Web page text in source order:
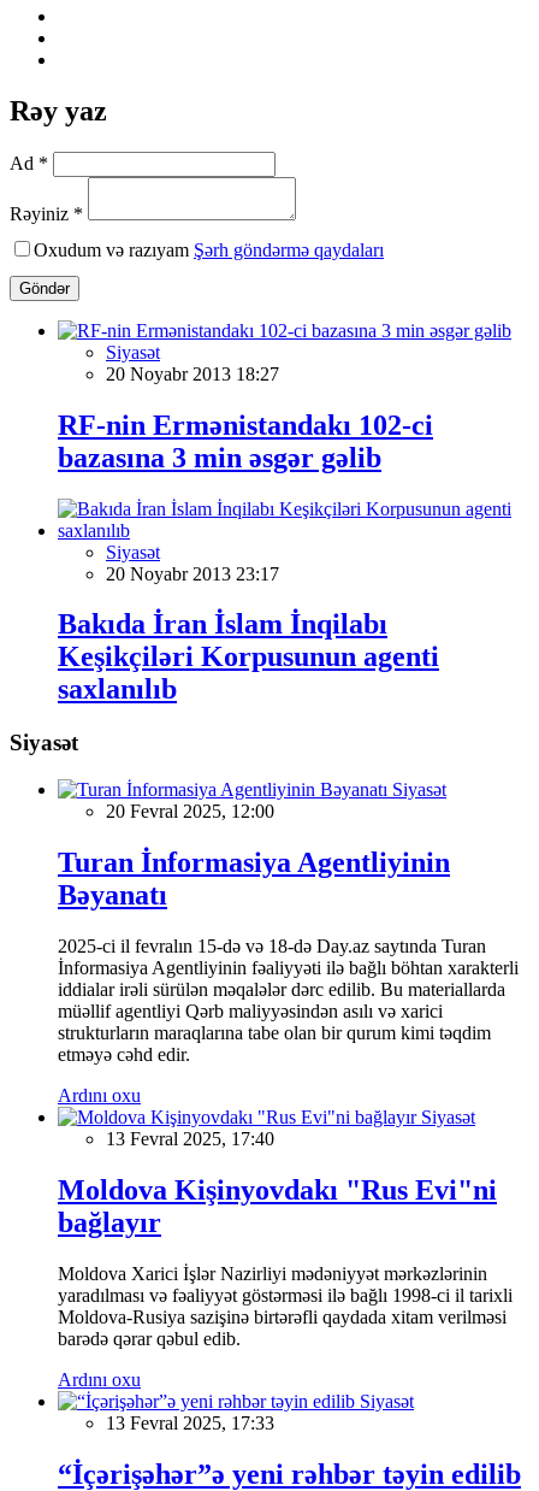
Rəy yaz
Ad *
Rəyiniz *
Oxudum və razıyam Şərh göndərmə qaydaları
Göndər
Siyasət
20 Noyabr 2013 18:27
RF-nin Ermənistandakı 102-ci
bazasına 3 min əsgər gəlib
Siyasət
20 Noyabr 2013 23:17
Bakıda İran İslam İnqilabı
Keşikçiləri Korpusunun agenti
saxlanılıb
Siyasət
Siyasət
20 Fevral 2025, 12:00
Turan İnformasiya Agentliyinin
Bəyanatı
2025-ci il fevralın 15-də və 18-də Day.az saytında Turan
İnformasiya Agentliyinin fəaliyyəti ilə bağlı böhtan xarakterli
iddialar irəli sürülən məqalələr dərc edilib. Bu materiallarda
müəllif agentliyi Qərb maliyyəsindən asılı və xarici
strukturların maraqlarına tabe olan bir qurum kimi təqdim
etməyə cəhd edir.
Ardını oxu
Siyasət
13 Fevral 2025, 17:40
Moldova Kişinyovdakı "Rus Evi"ni
bağlayır
Moldova Xarici İşlər Nazirliyi mədəniyyət mərkəzlərinin
yaradılması və fəaliyyət göstərməsi ilə bağlı 1998-ci il tarixli
Moldova-Rusiya sazişinə birtərəfli qaydada xitam verilməsi
barədə qərar qəbul edib.
Ardını oxu
Siyasət
13 Fevral 2025, 17:33
“İçərişəhər”ə yeni rəhbər təyin edilib